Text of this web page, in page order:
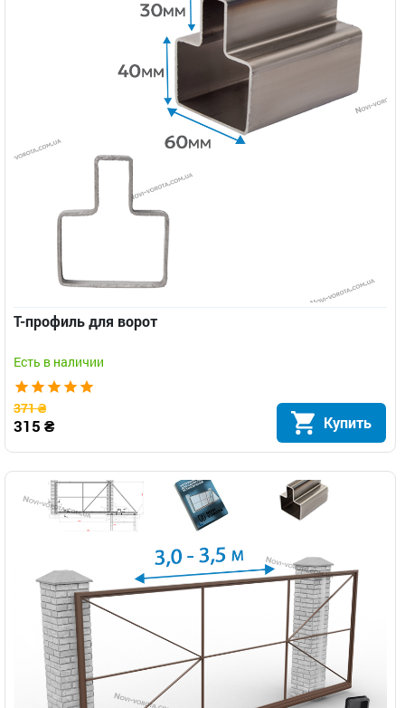
Т-профиль для ворот
Есть в наличии
371 ₴
315 ₴ Купить